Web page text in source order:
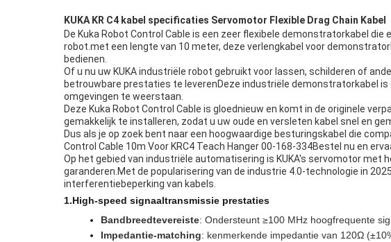
KUKA KR C4 kabel specificaties Servomotor Flexible Drag Chain Kabel
De Kuka Robot Control Cable is een zeer flexibele demonstratorkabel
robot.met een lengte van 10 meter, deze verlengkabel voor
bedienen.
Of u nu uw KUKA industriële robot gebruikt voor lassen, schilderen of
betrouwbare prestaties te leverenDeze industriële demonstratorkabel
omgevingen te weerstaan.
Deze Kuka Robot Control Cable is gloednieuw en komt in de originele
gemakkelijk te installeren, zodat u uw oude en versleten kabel snel en
Dus als je op zoek bent naar een hoogwaardige besturingskabel die
Control Cable 10m Voor KRC4 Teach Hanger 00-168-334Bestel nu en
Op het gebied van industriële automatisering is KUKA's servomotor met
garanderen.Met de popularisering van de industrie 4.0-technologie in
interferentiebeperking van kabels.
1.High-speed signaaltransmissie prestaties
Bandbreedtevereiste: Ondersteunt ≥100 MHz hoogfrequente
Impedantie-matching: kenmerkende impedantie van 120Ω